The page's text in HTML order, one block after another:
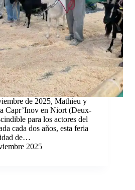
de 2025, Mathieu y
Capr’Inov en Niort (Deux-
para los actores del
cada dos años, esta feria
de…
2025